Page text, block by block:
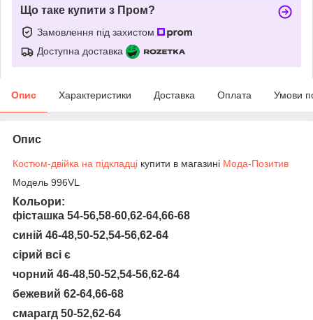
Що таке купити з Пром?
Замовлення під захистом
Доступна доставка
Опис Характеристики Доставка Оплата Умови
Опис
Костюм-двійка на підкладці купити в магазині Мода-Позитив
Модель 996VL
Кольори:
фісташка 54-56,58-60,62-64,66-68
синій 46-48,50-52,54-56,62-64
сірий всі є
чорний 46-48,50-52,54-56,62-64
бежевий 62-64,66-68
смарагд 50-52,62-64